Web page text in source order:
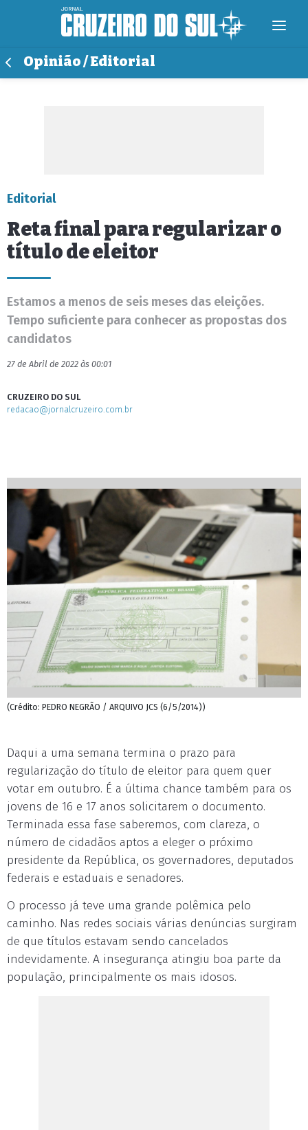
Opinião / Editorial
Editorial
Reta final para regularizar o
título de eleitor
Estamos a menos de seis meses das eleições.
Tempo suficiente para conhecer as propostas dos
candidatos
27 de Abril de 2022 às 00:01
CRUZEIRO DO SUL
redacao@jornalcruzeiro.com.br
(Crédito: PEDRO NEGRÃO / ARQUIVO JCS (6/5/2014))
Daqui a uma semana termina o prazo para
regularização do título de eleitor para quem quer
votar em outubro. É a última chance também para os
jovens de 16 e 17 anos solicitarem o documento.
Terminada essa fase saberemos, com clareza, o
número de cidadãos aptos a eleger o próximo
presidente da República, os governadores, deputados
federais e estaduais e senadores.
O processo já teve uma grande polêmica pelo
caminho. Nas redes sociais várias denúncias surgiram
de que títulos estavam sendo cancelados
indevidamente. A insegurança atingiu boa parte da
população, principalmente os mais idosos.